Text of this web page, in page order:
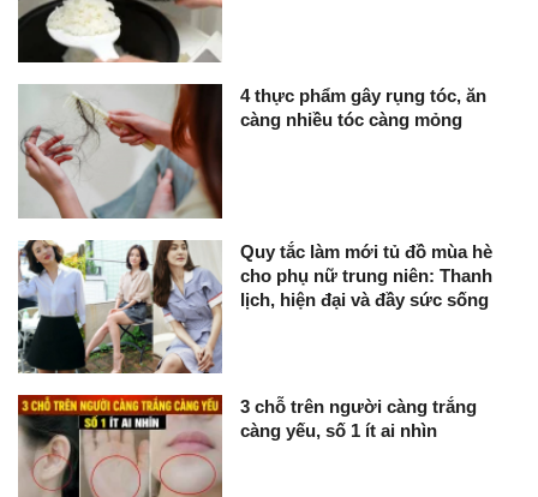
4 thực phẩm gây rụng tóc, ăn
càng nhiều tóc càng mỏng
Quy tắc làm mới tủ đồ mùa hè
cho phụ nữ trung niên: Thanh
lịch, hiện đại và đầy sức sống
3 chỗ trên người càng trắng
càng yếu, số 1 ít ai nhìn